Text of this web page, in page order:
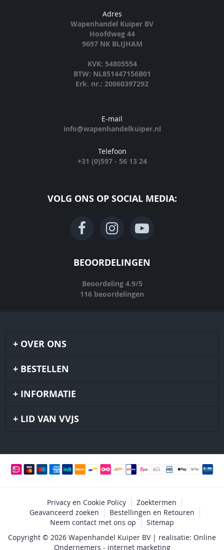
Adres
Wapenhandel Kuiper BV
Hoofdweg 44
9697 NK BLIJHAM
KVK: 54805554
BTW: NL851447156B01
Erk. nr.: 20060397292
E-mail
info@wapenhandelkuiper.nl
Telefoon
+31 (0)597 - 56 13 24
VOLG ONS OP SOCIAL MEDIA:
BEOORDELINGEN
Beoordeling 4.9/5
116 beoordelingen
OVER ONS
BESTELLEN
INFORMATIE
LID VAN VVJS
Privacy en Cookie Policy
Zoektermen
Geavanceerd zoeken
Bestellingen en Retouren
Neem contact met ons op
Sitemap
Copyright © 2026 Wapenhandel Kuiper BV | realisatie: Online
Ondernemers - internet marketing